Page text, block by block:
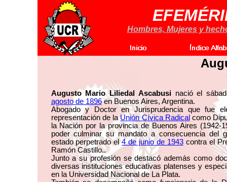
Hombres, Mujeres y
Augusto Mario Liliedal Ascabusinació el
agosto de 1896en Buenos Aires, Argentina.
Abogado y Doctor en Jurisprudencia que fue
representación de laUnión Cívica Radical como
la Nación por la provincia de Buenos Aires (1942-
poder culminar su mandato a consecuencia del
estado perpetrado el4 de junio de 1943contra el
Ramón Castillo..
Junto a su profesión se destacó además como
diversas instituciones educativas platenses y
en la Universidad Nacional de La Plata.